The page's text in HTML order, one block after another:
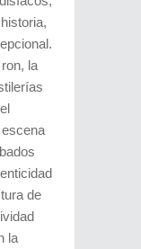
la
de
la